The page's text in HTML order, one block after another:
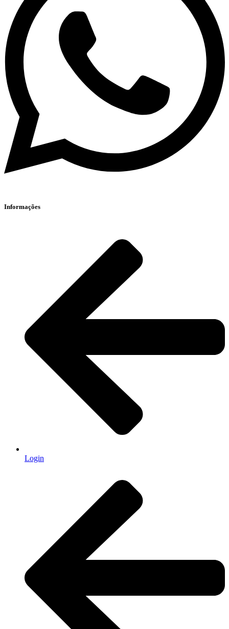
Informações
Login